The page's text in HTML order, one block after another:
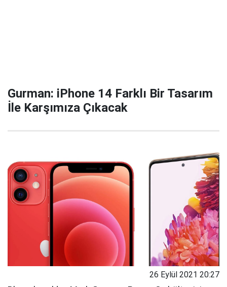
Gurman: iPhone 14 Farklı Bir Tasarım
İle Karşımıza Çıkacak
26 Eylül 2021 20:27